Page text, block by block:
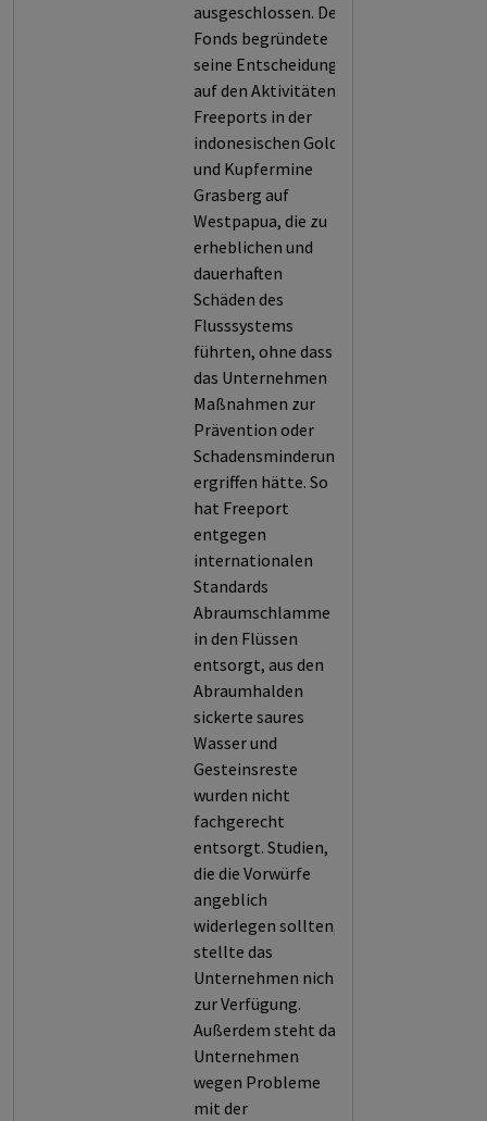
ausgeschlossen. Der
Fonds begründete
seine Entscheidung
auf den Aktivitäten
Freeports in der
indonesischen Gold-
und Kupfermine
Grasberg auf
Westpapua, die zu
erheblichen und
dauerhaften
Schäden des
Flusssystems
führten, ohne dass
das Unternehmen
Maßnahmen zur
Prävention oder
Schadensminderung
ergriffen hätte. So
hat Freeport
entgegen
internationalen
Standards
Abraumschlamme
in den Flüssen
entsorgt, aus den
Abraumhalden
sickerte saures
Wasser und
Gesteinsreste
wurden nicht
fachgerecht
entsorgt. Studien,
die die Vorwürfe
angeblich
widerlegen sollten,
stellte das
Unternehmen nicht
zur Verfügung.
Außerdem steht das
Unternehmen
wegen Probleme
mit der